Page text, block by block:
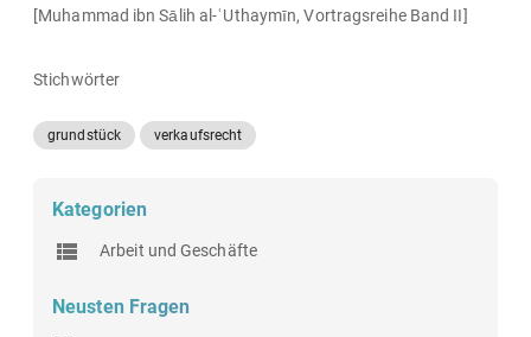
[Muhammad ibn Sālih al-ʿUthaymīn, Vortragsreihe Band II]
Stichwörter
grundstück verkaufsrecht
Kategorien
Arbeit und Geschäfte
Neusten Fragen